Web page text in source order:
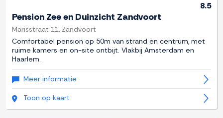
8.5
Pension Zee en Duinzicht Zandvoort
Marisstraat 11, Zandvoort
Comfortabel pension op 50m van strand en centrum, met
ruime kamers en on-site ontbijt. Vlakbij Amsterdam en
Haarlem.
Meer informatie
Toon op kaart